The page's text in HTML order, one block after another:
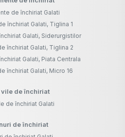
de închiriat Galati
închiriat Galati, Tiglina 1
Galati, Siderurgistilor
închiriat Galati, Tiglina 2
Galati, Piata Centrala
închiriat Galati, Micro 16
vile de închiriat
de închiriat Galati
de închiriat